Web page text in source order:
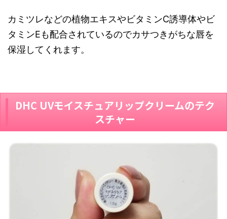
カミツレなどの植物エキスやビタミンC誘導体やビ
タミンEも配合されているのでカサつきがちな唇を
保湿してくれます。
DHC UVモイスチュアリップクリームのテク
スチャー